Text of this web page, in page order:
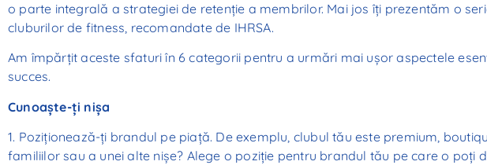
o parte integrală a strategiei de retenție a membrilor. Mai jos îți prezentăm o
cluburilor de fitness, recomandate de IHRSA.
Am împărțit aceste sfaturi în 6 categorii pentru a urmări mai ușor aspectele
succes.
Cunoaște-ți nișa
1. Poziționează-ți brandul pe piață. De exemplu, clubul tău este premium,
familiilor sau a unei alte nișe? Alege o poziție pentru brandul tău pe care o poți